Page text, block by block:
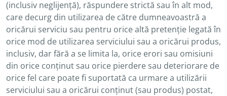
(inclusiv neglijență), răspundere strictă sau în alt mod,
care decurg din utilizarea de către dumneavoastră a
oricărui serviciu sau pentru orice altă pretenție legată în
orice mod de utilizarea serviciului sau a oricărui produs,
inclusiv, dar fără a se limita la, orice erori sau omisiuni
din orice conținut sau orice pierdere sau deteriorare de
orice fel care poate fi suportată ca urmare a utilizării
serviciului sau a oricărui conținut (sau produs) postat,